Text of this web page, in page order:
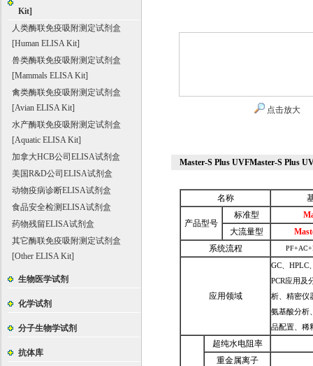
Kit]
人类酶联免疫吸附测定试剂盒
[Human ELISA Kit]
兽类酶联免疫吸附测定试剂盒
[Mammals ELISA Kit]
禽类酶联免疫吸附测定试剂盒
[Avian ELISA Kit]
水产酶联免疫吸附测定试剂盒
[Aquatic ELISA Kit]
加拿大HCB公司ELISA试剂盒
美国R&D公司ELISA试剂盒
动物疫病诊断ELISA试剂盒
食品安全检测ELISA试剂盒
药物残留ELISA试剂盒
其它酶联免疫吸附测定试剂盒
[Other ELISA Kit]
生物医学试剂
化学试剂
分子生物学试剂
抗体库
点击放大
Master-S Plus UVFMaster-S Plus
名称
产品型号
标准型
大流量型
系统流程
应用领域
GC、HPLC
PCR应用及
析、精密仪
氨基酸分析
品配置、稀
超纯水电阻率
重金属离子